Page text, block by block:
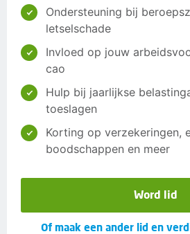
Ondersteuning bij
letselschade
Invloed op jouw
cao
Hulp bij jaarlijkse
toeslagen
Korting op verzekeringen,
boodschappen en meer
Word lid
Of maak een ander lid en